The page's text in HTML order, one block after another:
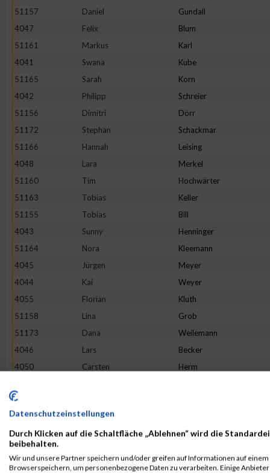
51157
Daniel Gundall
4047
Felix Blum
51161
Markus Karl
4041
Swana Kube
51165
Sarah Korn
4042
Philipp Schreier
51156
Dimitri Dörr
51172
Stephan Schackmar
51166
Hannah Leising
4048
Lara Merkel
51160
Tim Hochwärter
51163
Tobias Keller
51155
Tobias Bill
4043
Sunny Henninger
51164
Nora Kleemann
4045
Jürgen Meyer
4044
Kai Weyer
4055
Florian Kluth
51158
Lina Grob
51173
Dana Weilemann
4046
Lars Becker
4050
Carsten Herm
4057
4051
Susanne
Rang:42.
Kontaktformular / Fragen
Datenschutzeinstellungen
Durch Klicken auf die Schaltfläche „Ablehnen“ wird die
beibehalten.
Wir und unsere Partner speichern und/oder greifen auf Informationen auf einem
Browserspeichern, um personenbezogene Daten zu verarbeiten. Einige